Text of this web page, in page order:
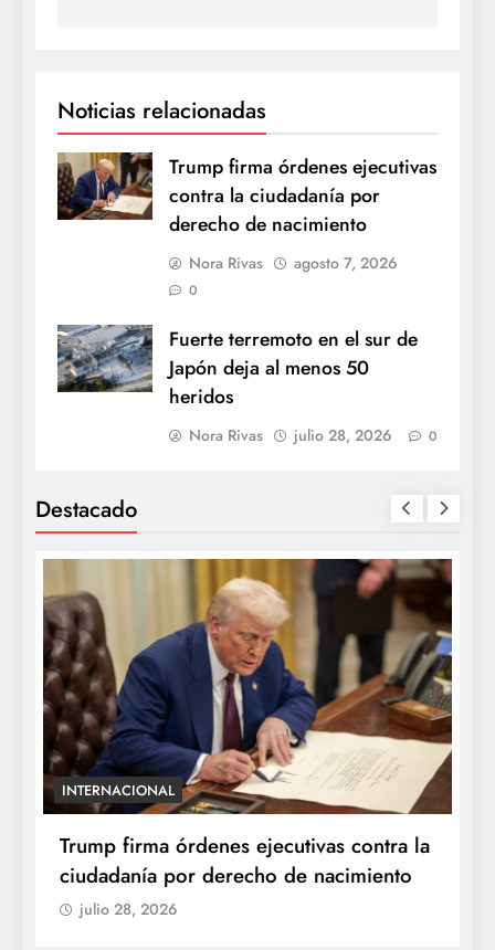
Noticias relacionadas
Trump firma órdenes ejecutivas
contra la ciudadanía por
derecho de nacimiento
Nora Rivas agosto 7, 2026
0
Fuerte terremoto en el sur de
Japón deja al menos 50
heridos
Nora Rivas julio 28, 2026 0
Destacado
INTERNACIONAL
Trump firma órdenes ejecutivas contra la
ciudadanía por derecho de nacimiento
julio 28, 2026